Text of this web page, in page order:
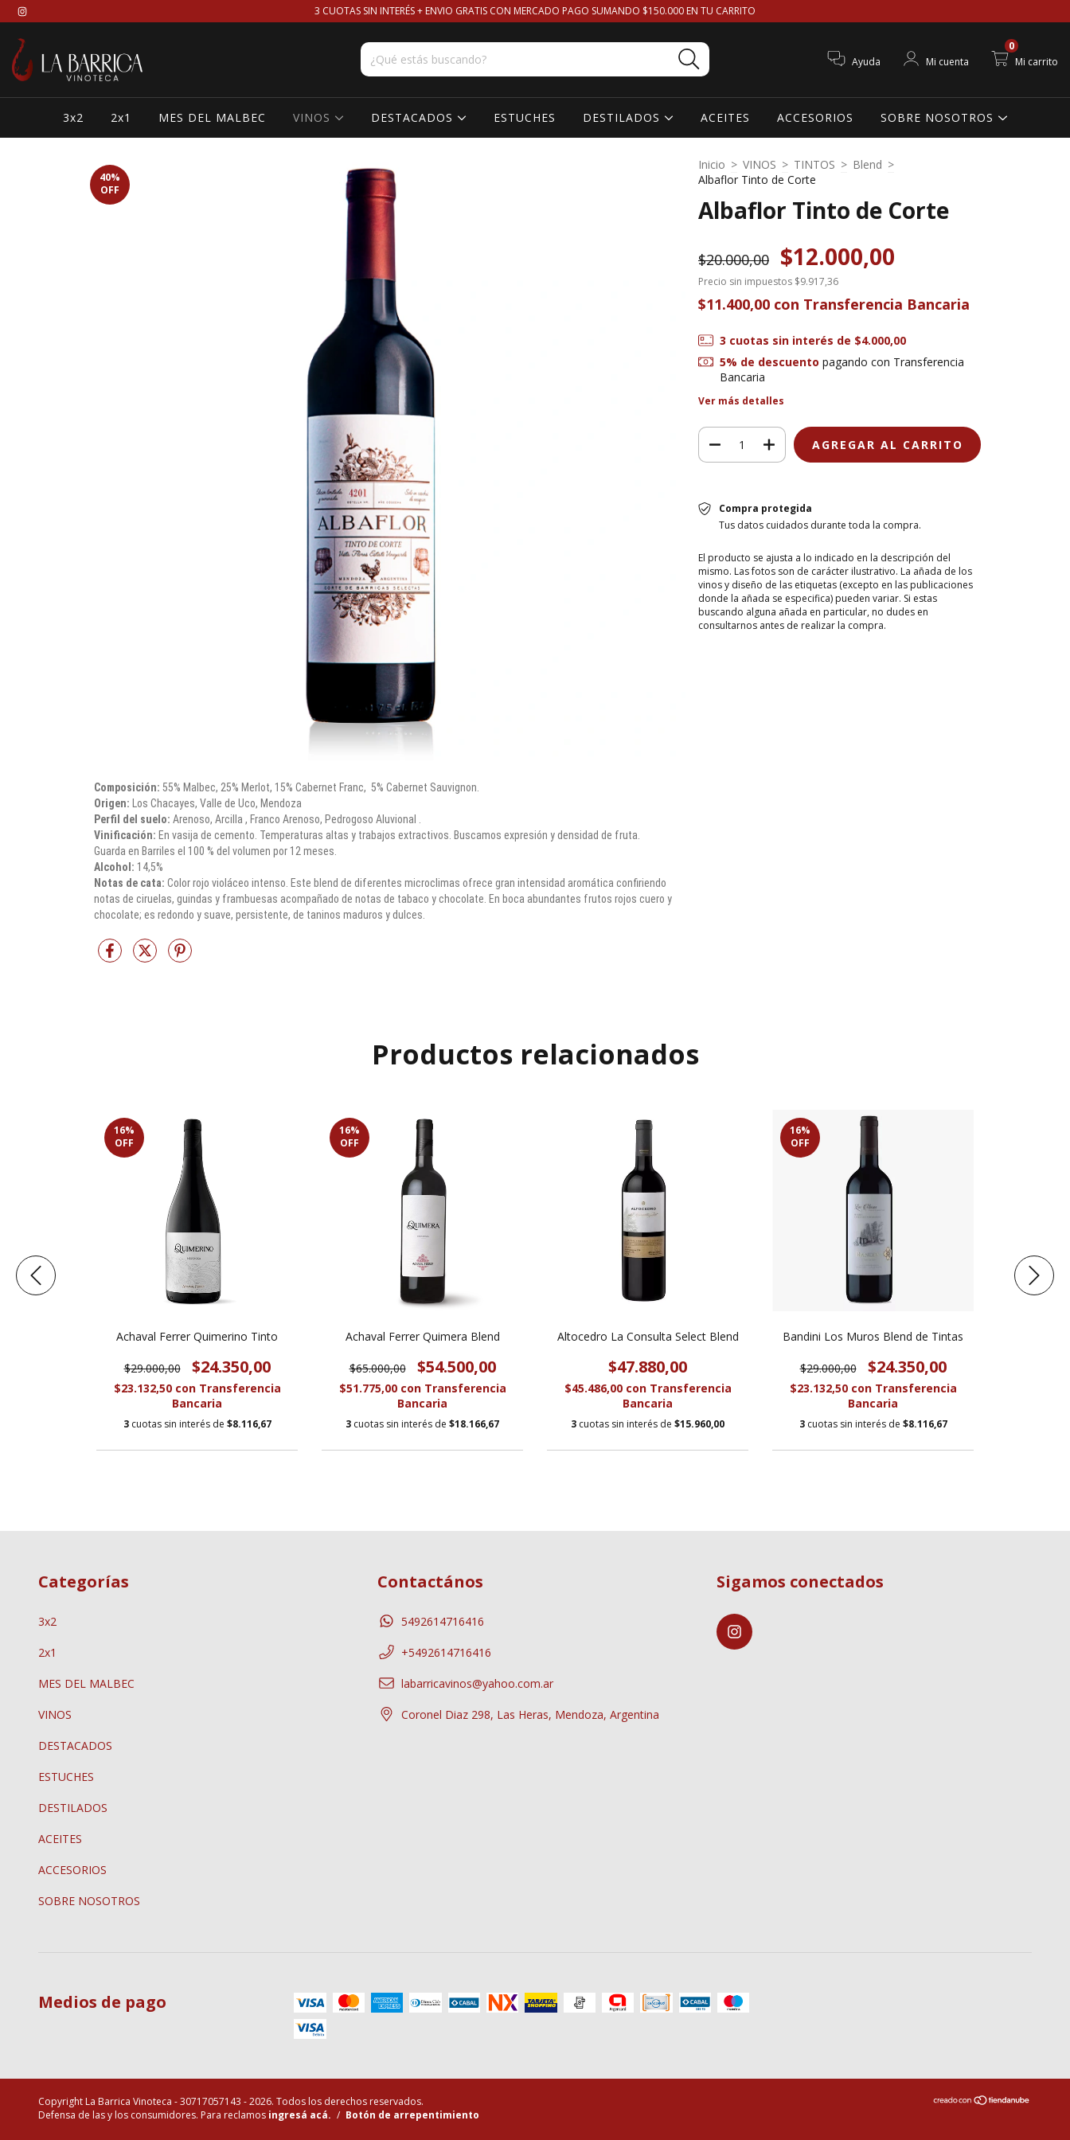
3 CUOTAS SIN INTERÉS + ENVIO GRATIS CON MERCADO PAGO SUMANDO $150.000 EN TU CARRITO
Ayuda Mi cuenta Mi carrito
0
3x2 2x1 MES DEL MALBEC VINOS DESTACADOS ESTUCHES DESTILADOS ACEITES ACCESORIOS SOBRE NOSOTROS
40%
OFF
Composición: 55% Malbec, 25% Merlot, 15% Cabernet Franc, 5% Cabernet Sauvignon.
Origen:
Los Chacayes, Valle de Uco, Mendoza
Perfil del suelo: Arenoso, Arcilla , Franco Arenoso, Pedrogoso Aluvional .
Vinificación: En vasija de cemento. Temperaturas altas y trabajos extractivos. Buscamos expresión y densidad de fruta.
Guarda en Barriles el 100 % del volumen por 12 meses.
Alcohol: 14,5%
Notas de cata: Color rojo violáceo intenso. Este blend de diferentes microclimas ofrece gran intensidad aromática confiriendo
notas de ciruelas, guindas y frambuesas acompañado de notas de tabaco y chocolate. En boca abundantes frutos rojos cuero y
chocolate; es redondo y suave, persistente, de taninos maduros y dulces.
Inicio > VINOS > TINTOS > Blend >
Albaflor Tinto de Corte
Albaflor Tinto de Corte
$20.000,00 $12.000,00
Precio sin impuestos $9.917,36
$11.400,00 con Transferencia Bancaria
3 cuotas sin interés de $4.000,00
5% de descuento pagando con Transferencia
Bancaria
Ver más detalles
Compra protegida
Tus datos cuidados durante toda la compra.
El producto se ajusta a lo indicado en la descripción del
mismo. Las fotos son de carácter ilustrativo. La añada de los
vinos y diseño de las etiquetas (excepto en las publicaciones
donde la añada se especifica) pueden variar. Si estas
buscando alguna añada en particular, no dudes en
consultarnos antes de realizar la compra.
Productos relacionados
16%
OFF
Achaval Ferrer Quimerino Tinto
$29.000,00 $24.350,00
$23.132,50 con Transferencia
Bancaria
3 cuotas sin interés de $8.116,67
16%
OFF
Achaval Ferrer Quimera Blend
$65.000,00 $54.500,00
$51.775,00 con Transferencia
Bancaria
3 cuotas sin interés de $18.166,67
Altocedro La Consulta Select Blend
$47.880,00
$45.486,00 con Transferencia
Bancaria
3 cuotas sin interés de $15.960,00
16%
OFF
Bandini Los Muros Blend de Tintas
$29.000,00 $24.350,00
$23.132,50 con Transferencia
Bancaria
3 cuotas sin interés de $8.116,67
Categorías
3x2
2x1
MES DEL MALBEC
VINOS
DESTACADOS
ESTUCHES
DESTILADOS
ACEITES
ACCESORIOS
SOBRE NOSOTROS
Contactános
5492614716416
+5492614716416
labarricavinos@yahoo.com.ar
Coronel Diaz 298, Las Heras, Mendoza, Argentina
Sigamos conectados
Medios de pago
Copyright La Barrica Vinoteca - 30717057143 - 2026. Todos los derechos reservados.
Defensa de las y los consumidores. Para reclamos ingresá acá. / Botón de arrepentimiento